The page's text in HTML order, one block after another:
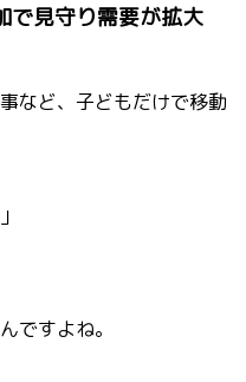
で見守り需要が拡大
など、子どもだけで移動
ですよね。